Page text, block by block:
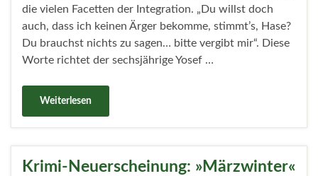
die vielen Facetten der Integration. „Du willst doch
auch, dass ich keinen Ärger bekomme, stimmt’s, Hase?
Du brauchst nichts zu sagen… bitte vergibt mir“. Diese
Worte richtet der sechsjährige Yosef …
Weiterlesen
Krimi-Neuerscheinung: »Märzwinter«